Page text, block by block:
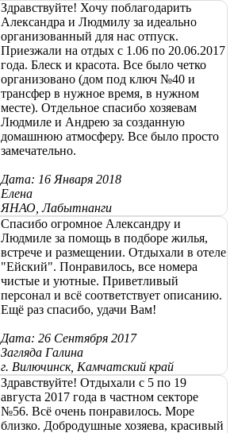
Здравствуйте! Хочу поблагодарить
Александра и Людмилу за идеально
организованный для нас отпуск.
Приезжали на отдых с 1.06 по 20.06.2017
года. Блеск и красота. Все было четко
организовано (дом под ключ №40 и
трансфер в нужное время, в нужном
месте). Отдельное спасибо хозяевам
Людмиле и Андрею за созданную
домашнюю атмосферу. Все было просто
замечательно.
Дата: 16 Января 2018
Елена
ЯНАО, Лабытнанги
Спасибо огромное Александру и
Людмиле за помощь в подборе жилья,
встрече и размещении. Отдыхали в отеле
"Ейский". Понравилось, все номера
чистые и уютные. Приветливый
персонал и всё соответствует описанию.
Ещё раз спасибо, удачи Вам!
Дата: 26 Сентября 2017
Загляда Галина
г. Вилючинск, Камчатский край
Здравствуйте! Отдыхали с 5 по 19
августа 2017 года в частном секторе
№56. Всё очень понравилось. Море
близко. Добродушные хозяева, красивый